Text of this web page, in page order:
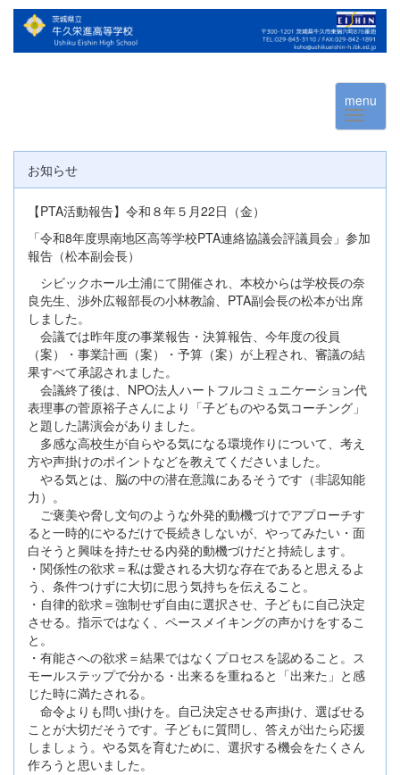
menu
お知らせ
【PTA活動報告】令和８年５月22日（金）
「令和8年度県南地区高等学校PTA連絡協議会評議員会」参加
報告（松本副会長）
シビックホール土浦にて開催され、本校からは学校長の奈
良先生、渉外広報部長の小林教諭、PTA副会長の松本が出席
しました。
会議では昨年度の事業報告・決算報告、今年度の役員
（案）・事業計画（案）・予算（案）が上程され、審議の結
果すべて承認されました。
会議終了後は、NPO法人ハートフルコミュニケーション代
表理事の菅原裕子さんにより「子どものやる気コーチング」
と題した講演会がありました。
多感な高校生が自らやる気になる環境作りについて、考え
方や声掛けのポイントなどを教えてくださいました。
やる気とは、脳の中の潜在意識にあるそうです（非認知能
力）。
ご褒美や脅し文句のような外発的動機づけでアプローチす
ると一時的にやるだけで長続きしないが、やってみたい・面
白そうと興味を持たせる内発的動機づけだと持続します。
・関係性の欲求＝私は愛される大切な存在であると思えるよ
う、条件つけずに大切に思う気持ちを伝えること。
・自律的欲求＝強制せず自由に選択させ、子どもに自己決定
させる。指示ではなく、ペースメイキングの声かけをするこ
と。
・有能さへの欲求＝結果ではなくプロセスを認めること。ス
モールステップで分かる・出来るを重ねると「出来た」と感
じた時に満たされる。
命令よりも問い掛けを。自己決定させる声掛け、選ばせる
ことが大切だそうです。子どもに質問し、答えが出たら応援
しましょう。やる気を育むために、選択する機会をたくさん
作ろうと思いました。